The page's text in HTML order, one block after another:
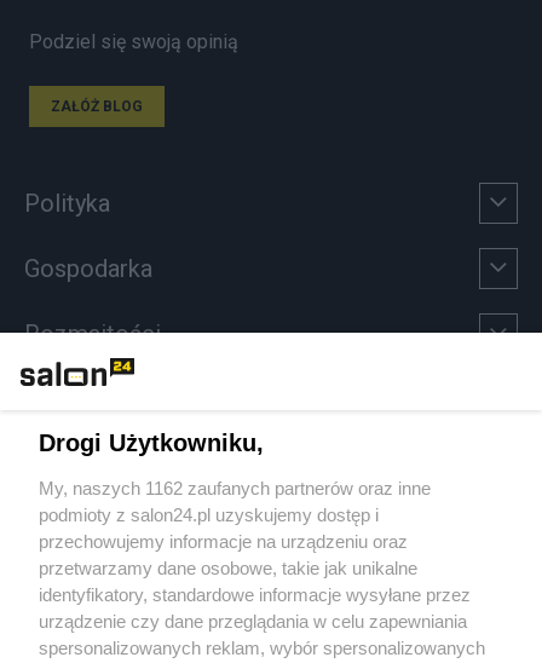
Podziel się swoją opinią
ZAŁÓŻ BLOG
Polityka
Gospodarka
Rozmaitości
Sport
Społeczeństwo
Kultura
Drogi Użytkowniku,
My, naszych 1162 zaufanych partnerów oraz inne
podmioty z salon24.pl uzyskujemy dostęp i
przechowujemy informacje na urządzeniu oraz
przetwarzamy dane osobowe, takie jak unikalne
identyfikatory, standardowe informacje wysyłane przez
urządzenie czy dane przeglądania w celu zapewniania
spersonalizowanych reklam, wybór spersonalizowanych